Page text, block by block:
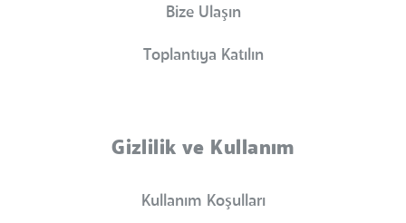
Bize Ulaşın
Toplantıya Katılın
Gizlilik ve Kullanım
Kullanım Koşulları